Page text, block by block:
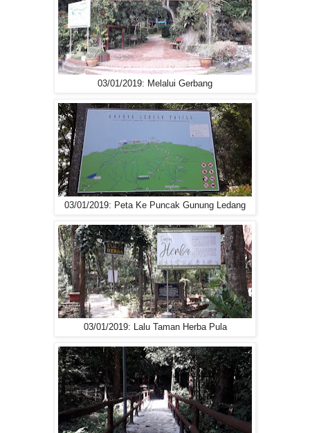
03/01/2019: Melalui Gerbang
03/01/2019: Peta Ke Puncak Gunung Ledang
03/01/2019: Lalu Taman Herba Pula